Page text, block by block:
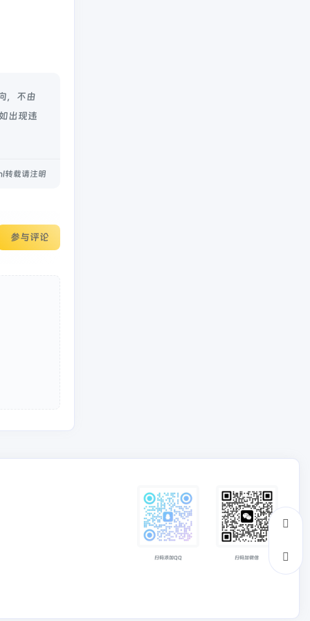
，不由
出现违
载请注明
参与评论
扫码添加QQ 扫码加微信